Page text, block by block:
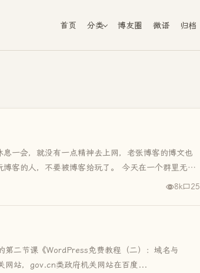
首页 分类 博友圈 微语 归档
一会，就没有一点精神去上网，老张博客的博文也
客的人，不要被博客给玩了。 今天在一个群里无意
8k 25
二节课《WordPress免费教程（二）：域名与
网站，gov.cn类政府机关网站在百度...